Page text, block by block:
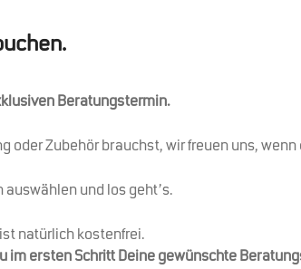
Beratungstermin.
oder Zubehör brauchst, wir freuen uns,
und los geht’s.
natürlich kostenfrei.
im ersten Schritt Deine gewünschte